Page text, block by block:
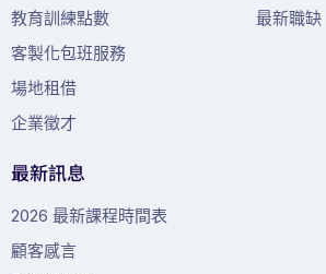
教育訓練點數
客製化包班服務
場地租借
企業徵才
最新職缺
最新訊息
2026 最新課程時間表
顧客感言